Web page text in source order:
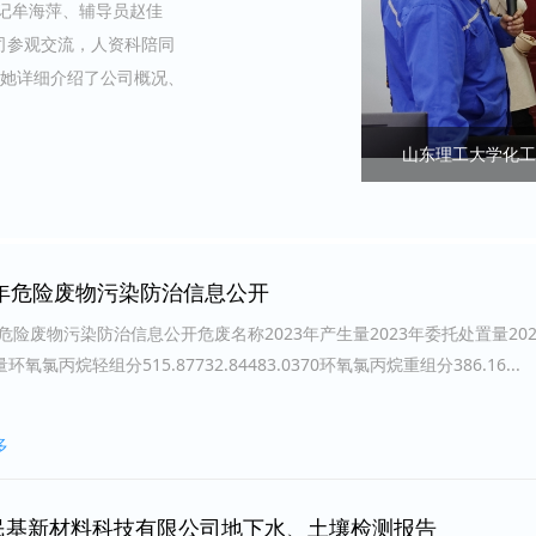
查看更多
危险废物污染防治信息公开
险废物污染防治信息公开危废名称2023年产生量2023年委托处置量
环氧氯丙烷轻组分515.87732.84483.0370环氧氯丙烷重组分386.16...
新材料科技有限公司地下水、土壤检测报告